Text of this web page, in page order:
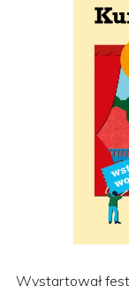
Wystartował